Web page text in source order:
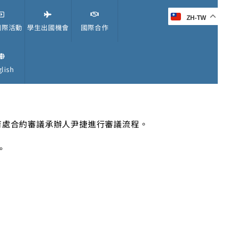
活動 學生出國機會 國際合作
ZH-TW
合約審議承辦人尹捷進行審議流程。